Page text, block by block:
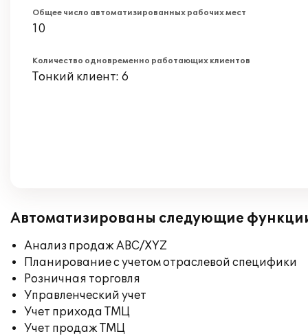
Общее число автоматизированных рабочих мест
10
Количество одновременно работающих клиентов
Тонкий клиент: 6
Автоматизированы следующие
Анализ продаж ABC/XYZ
Планирование с учетом отраслевой специфики
Розничная торговля
Управленческий учет
Учет прихода ТМЦ
Учет продаж ТМЦ